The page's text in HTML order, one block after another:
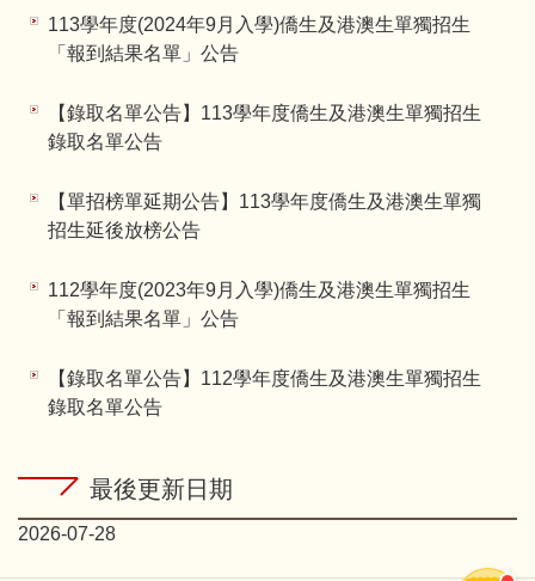
113學年度(2024年9月入學)僑生及港澳生單獨招生
「報到結果名單」公告
【錄取名單公告】113學年度僑生及港澳生單獨招生
錄取名單公告
【單招榜單延期公告】113學年度僑生及港澳生單獨
招生延後放榜公告
112學年度(2023年9月入學)僑生及港澳生單獨招生
「報到結果名單」公告
【錄取名單公告】112學年度僑生及港澳生單獨招生
錄取名單公告
最後更新日期
2026-07-28